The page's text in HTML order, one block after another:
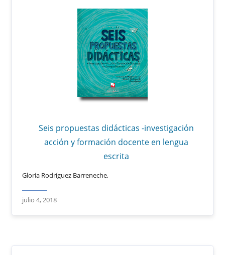
Seis propuestas didácticas -investigación
acción y formación docente en lengua
escrita
Gloria Rodríguez Barreneche,
julio 4, 2018